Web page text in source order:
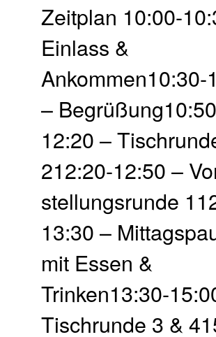
Zeit­plan 10:00-
Einlass &
Ankommen10:30-
–
12:20 –
212:20-12:50 –
stellungs­runde
13:30 –
mit Essen &
Trinken13:30-
Tisch­runde 3 &